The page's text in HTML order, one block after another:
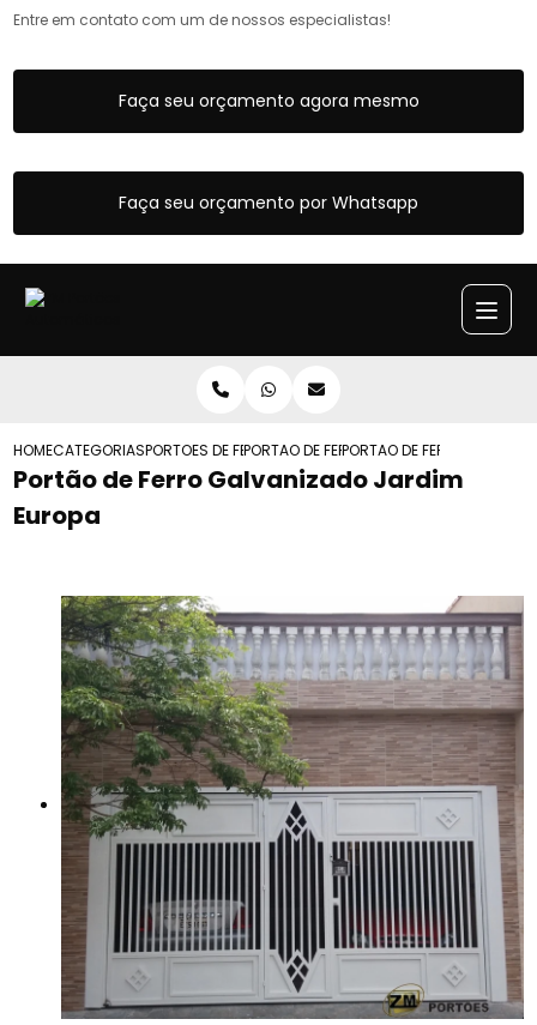
Entre em contato com um de nossos especialistas!
Faça seu orçamento agora mesmo
Faça seu orçamento por Whatsapp
HOMECATEGORIASPORTOES DE FERROPORTAO DE FERRO DE CORRER PEQUENO
PORTAO DE FERRO
Portão de Ferro Galvanizado Jardim
Europa